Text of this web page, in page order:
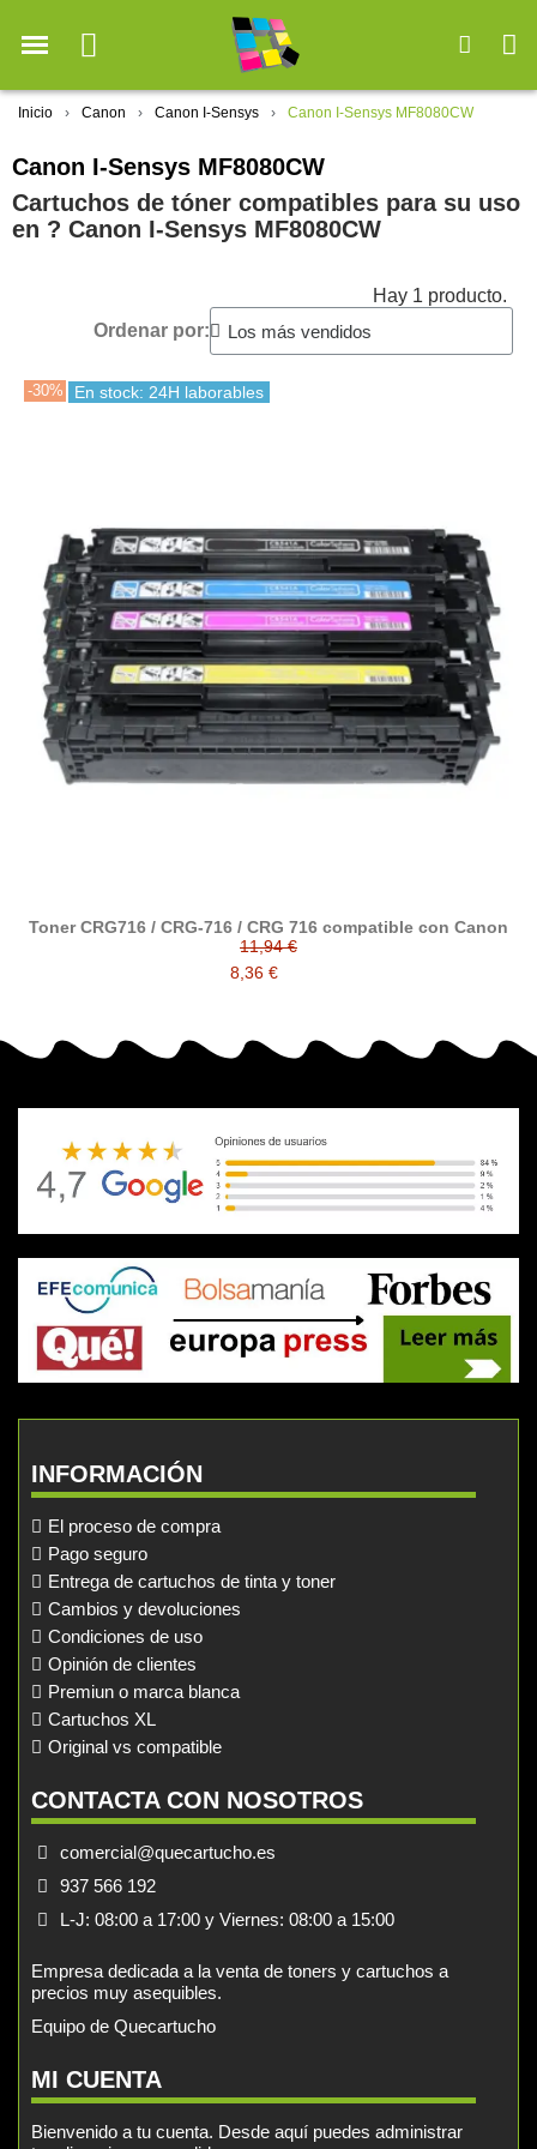
Inicio Canon Canon I-Sensys Canon I-Sensys MF8080CW
Canon I-Sensys MF8080CW
Cartuchos de tóner compatibles para su uso
en ?️ Canon I-Sensys MF8080CW
Hay 1 producto.
Ordenar por:
-30% En stock: 24H laborables
Toner CRG716 / CRG-716 / CRG 716 compatible con Canon
11,94 €
8,36 €
INFORMACIÓN
El proceso de compra
Pago seguro
Entrega de cartuchos de tinta y toner
Cambios y devoluciones
Condiciones de uso
Opinión de clientes
Premiun o marca blanca
Cartuchos XL
Original vs compatible
CONTACTA CON NOSOTROS
comercial@quecartucho.es
937 566 192
L-J: 08:00 a 17:00 y Viernes: 08:00 a 15:00
Empresa dedicada a la venta de toners y cartuchos a
precios muy asequibles.
Equipo de Quecartucho
MI CUENTA
Bienvenido a tu cuenta. Desde aquí puedes administrar